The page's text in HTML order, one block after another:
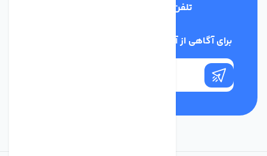
تلفن پشتیبانی
برای آگاهی از آخرین اخبار در خبرنامه ما عضو شوید